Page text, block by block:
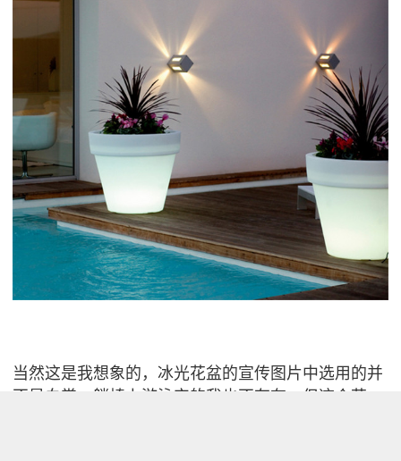
当然这是我想象的，冰光花盆的宣传图片中选用的并
不是白掌，躺椅上游泳完的我也不存在。但这个花